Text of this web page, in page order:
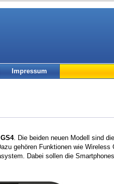
Impressum
. Die beiden neuen Modell sind
gehören Funktionen wie Wireless
Dabei sollen die